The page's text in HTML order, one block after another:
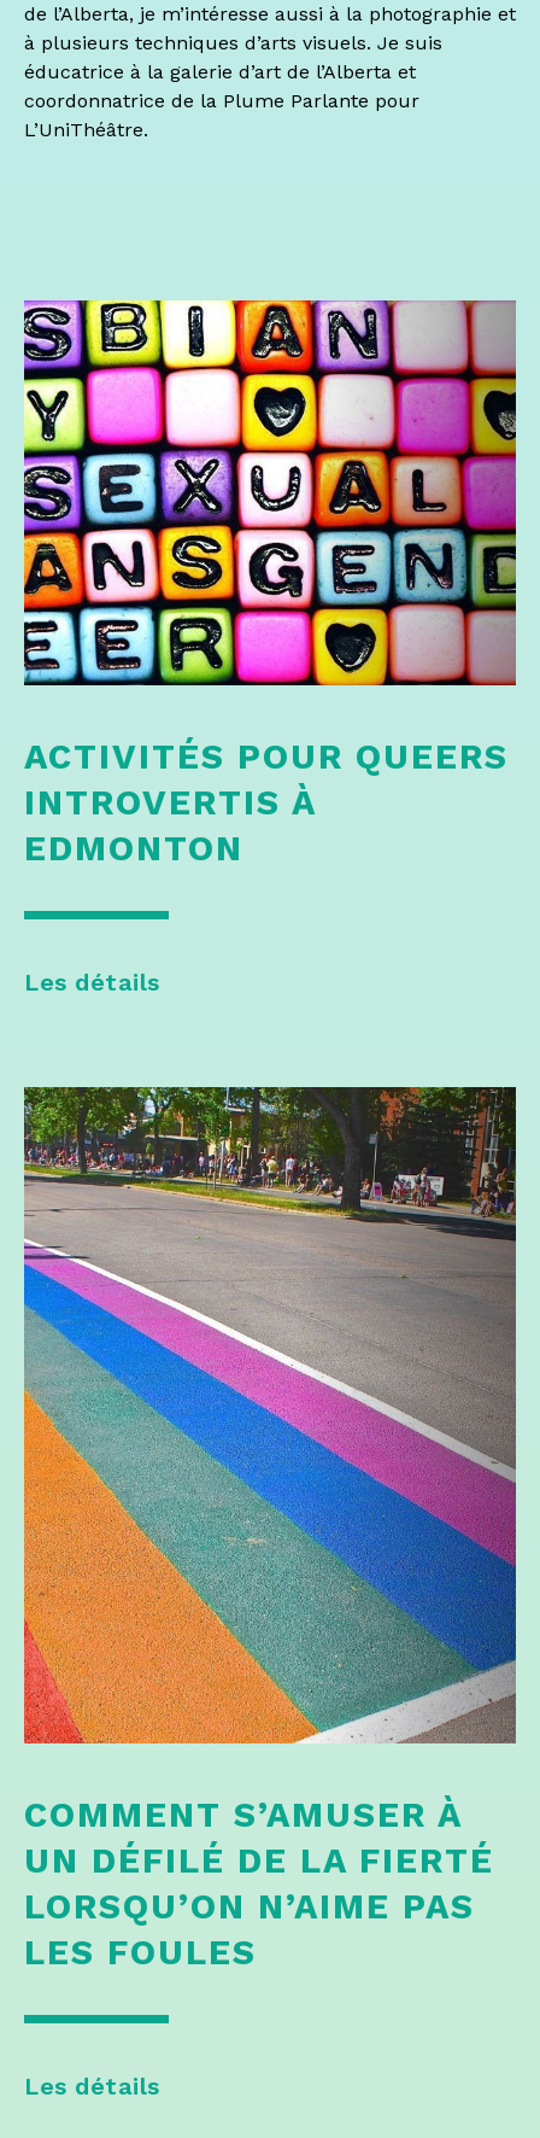
de l’Alberta, je m’intéresse aussi à la photographie et
à plusieurs techniques d’arts visuels. Je suis
éducatrice à la galerie d’art de l’Alberta et
coordonnatrice de la Plume Parlante pour
L’UniThéâtre.
ACTIVITÉS POUR QUEERS
INTROVERTIS À
EDMONTON
Les détails
COMMENT S’AMUSER À
UN DÉFILÉ DE LA FIERTÉ
LORSQU’ON N’AIME PAS
LES FOULES
Les détails